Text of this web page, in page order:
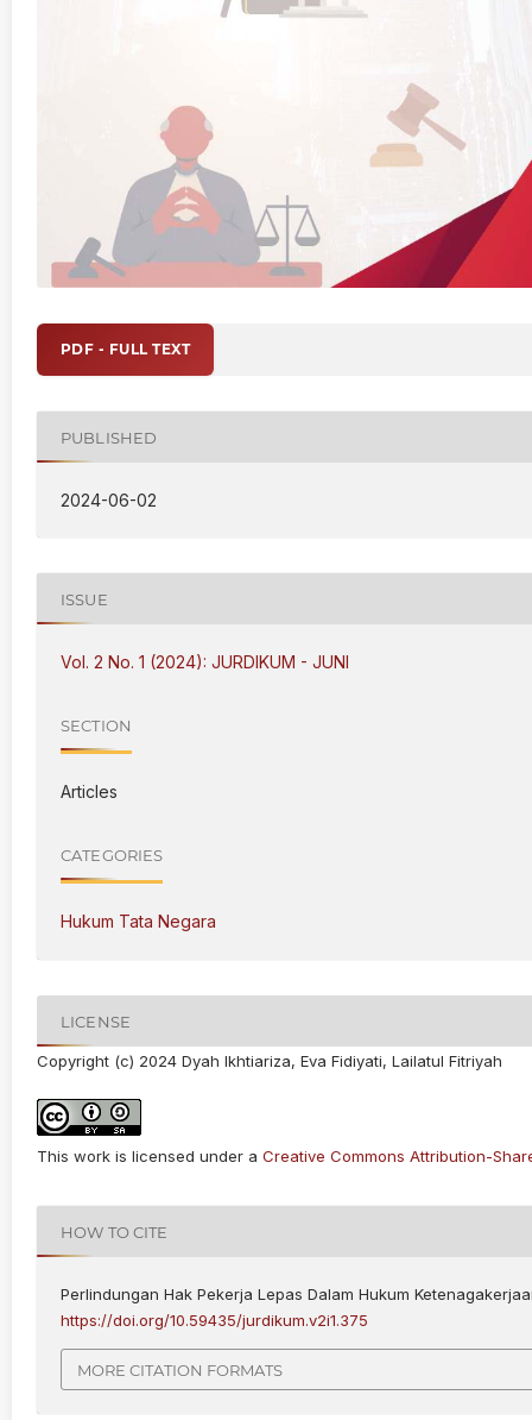
PDF - FULL TEXT
PUBLISHED
2024-06-02
ISSUE
Vol. 2 No. 1 (2024): JURDIKUM - JUNI
SECTION
Articles
CATEGORIES
Hukum Tata Negara
LICENSE
Copyright (c) 2024 Dyah Ikhtiariza, Eva Fidiyati, Lailatul Fitriyah
This work is licensed under a Creative Commons Attribution-
HOW TO CITE
Perlindungan Hak Pekerja Lepas Dalam Hukum
https://doi.org/10.59435/jurdikum.v2i1.375
MORE CITATION FORMATS